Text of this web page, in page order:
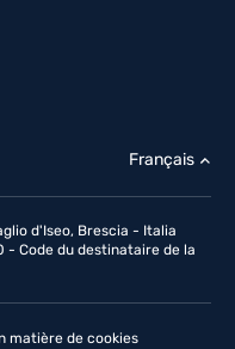
d'Iseo, Brescia - Italia
- Code du destinataire de la
Français
matière de cookies